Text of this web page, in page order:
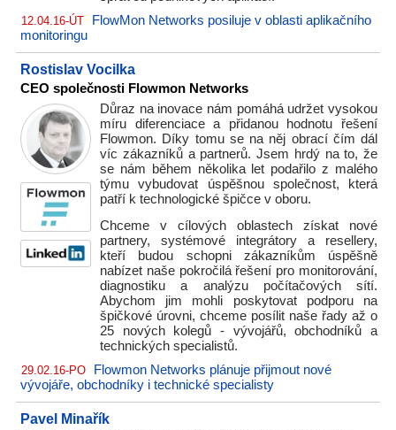
12.04.16-ÚT
FlowMon Networks posiluje v oblasti aplikačního
monitoringu
Rostislav Vocilka
CEO společnosti Flowmon Networks
Důraz na inovace nám pomáhá udržet vysokou
míru diferenciace a přidanou hodnotu řešení
Flowmon. Díky tomu se na něj obrací čím dál
víc zákazníků a partnerů. Jsem hrdý na to, že
se nám během několika let podařilo z malého
týmu vybudovat úspěšnou společnost, která
patří k technologické špičce v oboru.
Chceme v cílových oblastech získat nové
partnery, systémové integrátory a resellery,
kteří budou schopni zákazníkům úspěšně
nabízet naše pokročilá řešení pro monitorování,
diagnostiku a analýzu počítačových sítí.
Abychom jim mohli poskytovat podporu na
špičkové úrovni, chceme posílit naše řady až o
25 nových kolegů - vývojářů, obchodníků a
technických specialistů.
29.02.16-PO
Flowmon Networks plánuje přijmout nové
vývojáře, obchodníky i technické specialisty
Pavel Minařík